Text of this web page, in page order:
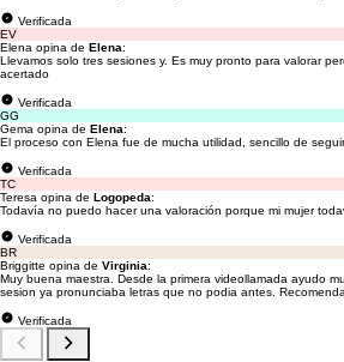
Verificada
EV
Elena opina de Elena:
Llevamos solo tres sesiones y. Es muy pronto para valorar
acertado
Verificada
GG
Gema opina de Elena:
El proceso con Elena fue de mucha utilidad, sencillo de
Verificada
TC
Teresa opina de Logopeda:
Todavía no puedo hacer una valoración porque mi mujer
Verificada
BR
Briggitte opina de Virginia:
Muy buena maestra. Desde la primera videollamada ayudo
sesion ya pronunciaba letras que no podia antes.
Verificada